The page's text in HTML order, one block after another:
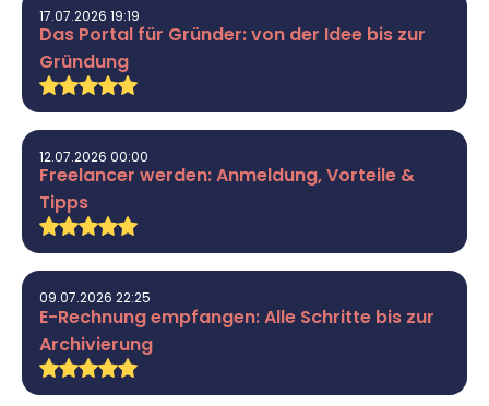
17.07.2026 19:19
Das Portal für Gründer: von der Idee bis zur
Gründung
12.07.2026 00:00
Freelancer werden: Anmeldung, Vorteile &
Tipps
09.07.2026 22:25
E-Rechnung empfangen: Alle Schritte bis zur
Archivierung